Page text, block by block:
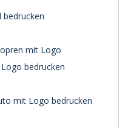
bedrucken
mit Logo
bedrucken
mit Logo bedrucken